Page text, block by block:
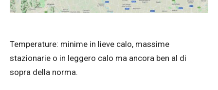
Temperature: minime in lieve calo, massime
stazionarie o in leggero calo ma ancora ben al di
sopra della norma.